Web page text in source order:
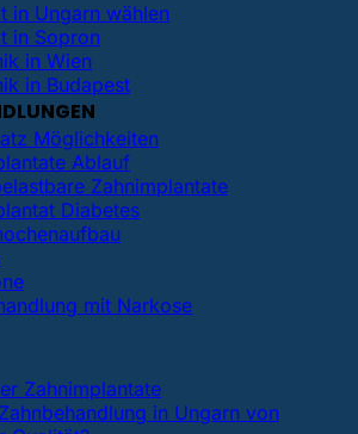
in Ungarn wählen
in Sopron
in Wien
in Budapest
Möglichkeiten
Ablauf
Zahnimplantate
Diabetes
mit Narkose
Zahnimplantate
in Ungarn von